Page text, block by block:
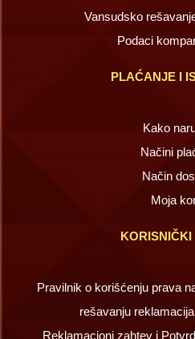
Vansudsko
Podaci
PLAĆANJE I
Kako
Načini
Način
Moja
KORISNIČKI
Pravilnik o korišćenju prava
rešavanju
Reklamacioni zahtev i